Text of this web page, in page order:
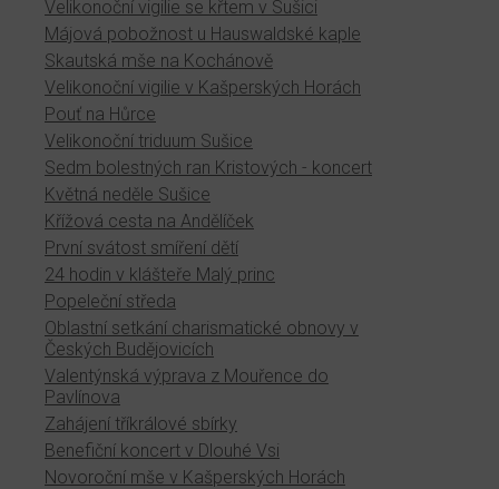
Velikonoční vigilie se křtem v Sušici
Májová pobožnost u Hauswaldské kaple
Skautská mše na Kochánově
Velikonoční vigilie v Kašperských Horách
Pouť na Hůrce
Velikonoční triduum Sušice
Sedm bolestných ran Kristových - koncert
Květná neděle Sušice
Křížová cesta na Andělíček
První svátost smíření dětí
24 hodin v klášteře Malý princ
Popeleční středa
Oblastní setkání charismatické obnovy v
Českých Budějovicích
Valentýnská výprava z Mouřence do
Pavlínova
Zahájení tříkrálové sbírky
Benefiční koncert v Dlouhé Vsi
Novoroční mše v Kašperských Horách